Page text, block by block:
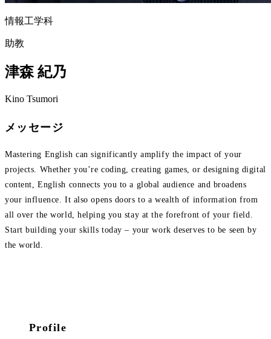
情報工学科
助教
津森 紀乃
Kino Tsumori
メッセージ
Mastering English can significantly amplify the impact of your
projects. Whether you’re coding, creating games, or designing digital
content, English connects you to a global audience and broadens
your influence. It also opens doors to a wealth of information from
all over the world, helping you stay at the forefront of your field.
Start building your skills today – your work deserves to be seen by
the world.
Profile